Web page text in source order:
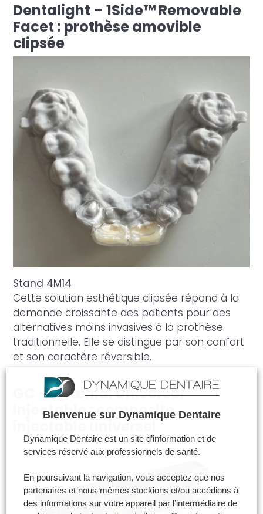
Dentalight – 1Side™ Removable
Facet : prothèse amovible
clipsée
Stand 4M14
Cette solution esthétique clipsée répond à la
demande croissante des patients pour des
alternatives moins invasives à la prothèse
traditionnelle. Elle se distingue par son confort
et son caractère réversible.
GC – G-ænial Universal
Injectable : composite
injectable universel
Bienvenue sur Dynamique Dentaire
Dynamique Dentaire est un site d’information et de
services réservé aux professionnels de santé.
En poursuivant la navigation, vous acceptez que nos
partenaires et nous-mêmes stockions et/ou accédions à
des informations sur votre appareil par l’intermédiaire de